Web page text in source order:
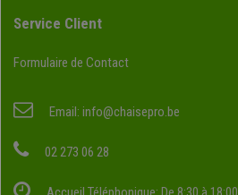
Service Client
Formulaire de Contact
Email: info@chaisepro.be
02 273 06 28